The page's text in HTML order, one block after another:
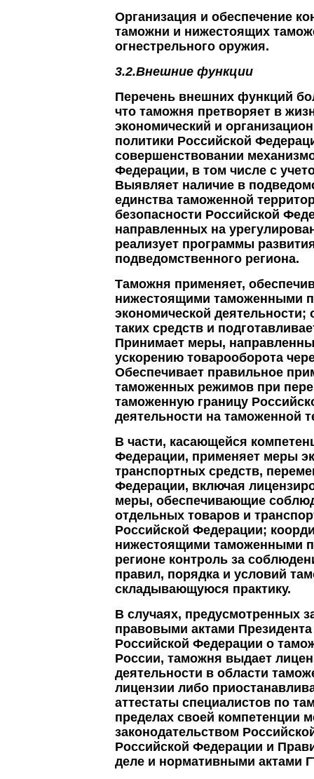
Организация и обеспечение
таможни и нижестоящих
огнестрельного оружия.
3.2.Внешние функции
Перечень внешних функций
что таможня претворяет в
экономический и
политики Российской
совершенствовании
Федерации, в том числе с
Выявляет наличие в
единства таможенной
безопасности Российской
направленных на
реализует программы
подведомственного региона.
Таможня применяет,
нижестоящими таможенными
экономической деятельности;
таких средств и
Принимает меры,
ускорению товарооборота
Обеспечивает правильное
таможенных режимов при
таможенную границу
деятельности на таможенной
В части, касающейся
Федерации, применяет меры
транспортных средств,
Федерации, включая
меры, обеспечивающие
отдельных товаров и
Российской Федерации;
нижестоящими таможенными
регионе контроль за
правил, порядка и условий
складывающуюся практику.
В случаях, предусмотренных
правовыми актами
Российской Федерации о
России, таможня выдает
деятельности в области
лицензии либо
аттестаты специалистов по
пределах своей компетенции
законодательством
Российской Федерации и
деле и нормативными актами